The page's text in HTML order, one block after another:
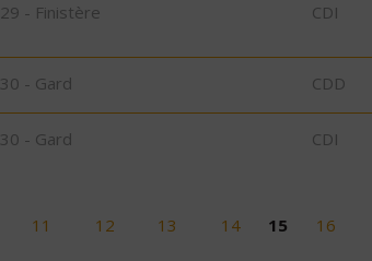
29 - Finistère CDI
30 - Gard CDD
30 - Gard CDI
11 12 13 14 15 16